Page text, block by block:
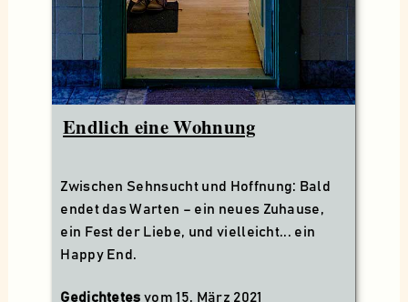
Endlich eine Wohnung
Zwischen Sehnsucht und Hoffnung: Bald
endet das Warten – ein neues Zuhause,
ein Fest der Liebe, und vielleicht... ein
Happy End.
Gedichtetes vom15. März 2021